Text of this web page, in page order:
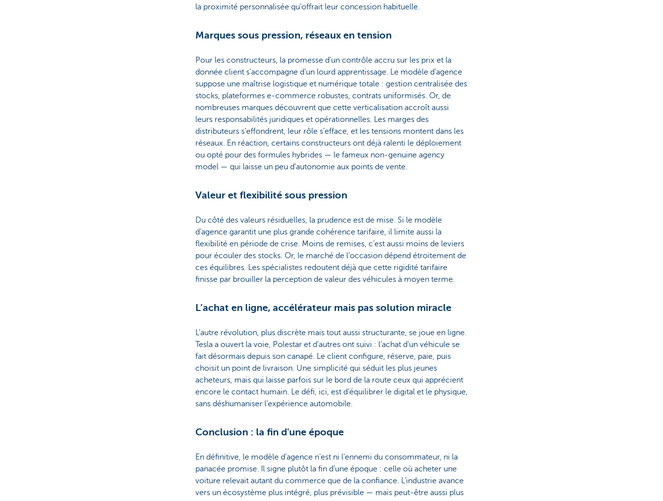
la proximité personnalisée qu’offrait leur concession habituelle.
Marques sous pression, réseaux en tension
Pour les constructeurs, la promesse d’un contrôle accru sur les prix et la
donnée client s’accompagne d’un lourd apprentissage. Le modèle d’agence
suppose une maîtrise logistique et numérique totale : gestion centralisée des
stocks, plateformes e-commerce robustes, contrats uniformisés. Or, de
nombreuses marques découvrent que cette verticalisation accroît aussi
leurs responsabilités juridiques et opérationnelles. Les marges des
distributeurs s’effondrent, leur rôle s’efface, et les tensions montent dans les
réseaux. En réaction, certains constructeurs ont déjà ralenti le déploiement
ou opté pour des formules hybrides — le fameux non-genuine agency
model — qui laisse un peu d’autonomie aux points de vente.
Valeur et flexibilité sous pression
Du côté des valeurs résiduelles, la prudence est de mise. Si le modèle
d’agence garantit une plus grande cohérence tarifaire, il limite aussi la
flexibilité en période de crise. Moins de remises, c’est aussi moins de leviers
pour écouler des stocks. Or, le marché de l’occasion dépend étroitement de
ces équilibres. Les spécialistes redoutent déjà que cette rigidité tarifaire
finisse par brouiller la perception de valeur des véhicules à moyen terme.
L’achat en ligne, accélérateur mais pas solution miracle
L’autre révolution, plus discrète mais tout aussi structurante, se joue en ligne.
Tesla a ouvert la voie, Polestar et d’autres ont suivi : l’achat d’un véhicule se
fait désormais depuis son canapé. Le client configure, réserve, paie, puis
choisit un point de livraison. Une simplicité qui séduit les plus jeunes
acheteurs, mais qui laisse parfois sur le bord de la route ceux qui apprécient
encore le contact humain. Le défi, ici, est d’équilibrer le digital et le physique,
sans déshumaniser l’expérience automobile.
Conclusion : la fin d'une époque
En définitive, le modèle d’agence n’est ni l’ennemi du consommateur, ni la
panacée promise. Il signe plutôt la fin d’une époque : celle où acheter une
voiture relevait autant du commerce que de la confiance. L’industrie avance
vers un écosystème plus intégré, plus prévisible — mais peut-être aussi plus